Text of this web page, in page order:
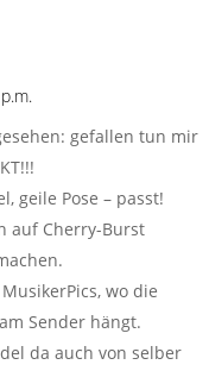
gefallen tun mir
geile Pose – passt!
auf Cherry-Burst
wo die
Sender hängt.
da auch von selber